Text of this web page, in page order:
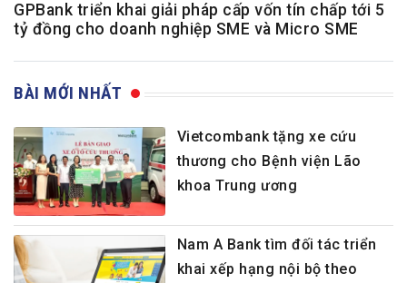
GPBank triển khai giải pháp cấp vốn tín chấp tới 5
tỷ đồng cho doanh nghiệp SME và Micro SME
BÀI MỚI NHẤT
Vietcombank tặng xe cứu
thương cho Bệnh viện Lão
khoa Trung ương
Nam A Bank tìm đối tác triển
khai xếp hạng nội bộ theo